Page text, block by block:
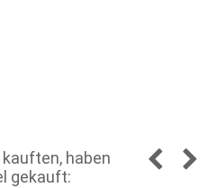
haben
gekauft: